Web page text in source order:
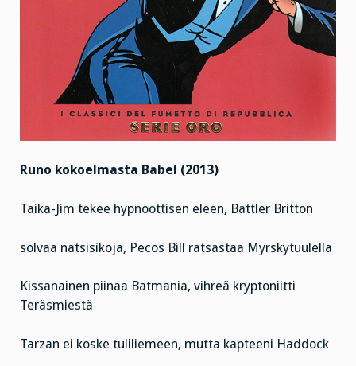
Runo kokoelmasta Babel (2013)
Taika-Jim tekee hypnoottisen eleen, Battler Britton
solvaa natsisikoja, Pecos Bill ratsastaa Myrskytuulella
Kissanainen piinaa Batmania, vihreä kryptoniitti
Teräsmiestä
Tarzan ei koske tuliliemeen, mutta kapteeni Haddock